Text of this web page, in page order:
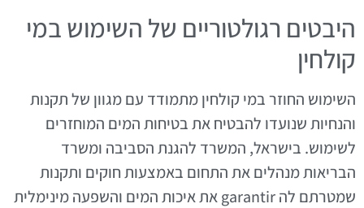
היבטים רגולטוריים של השימוש במי
קולחין
השימוש החוזר במי קולחין מתמודד עם מגוון של תקנות
והנחיות שנועדו להבטיח את בטיחות המים המוחזרים
לשימוש. בישראל, המשרד להגנת הסביבה ומשרד
הבריאות מנהלים את התחום באמצעות חוקים ותקנות
שמטרתם לה garantir את איכות המים והשפעה מינימלית